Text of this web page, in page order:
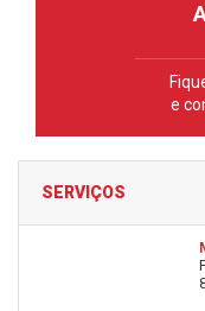
e
SERVIÇOS